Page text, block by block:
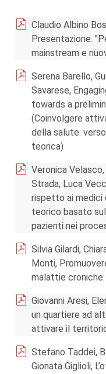
Claudio Albino
Presentazione.
mainstream e
Serena Barello,
Savarese,
towards a
(Coinvolgere
della salute:
teorica)
Veronica
Strada, Luca
rispetto ai medici
teorico basato
pazienti nei
Silvia Gilardi,
Monti,
malattie
Giovanni Aresi,
un quartiere ad
attivare il
Stefano Taddei,
Gionata Giglioli,